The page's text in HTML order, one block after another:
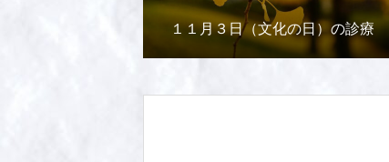
１１月３日（文化の日）の診療